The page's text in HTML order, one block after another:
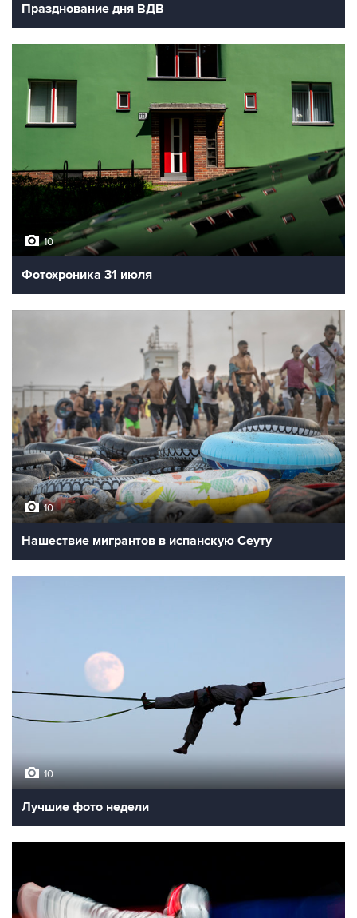
Празднование дня ВДВ
10
Фотохроника 31 июля
10
Нашествие мигрантов в испанскую Сеуту
10
Лучшие фото недели